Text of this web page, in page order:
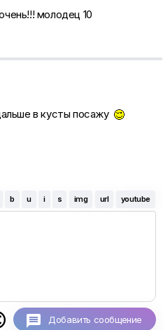
молодец 10
в кусты посажу
b u i s img url youtube
Добавить сообщение